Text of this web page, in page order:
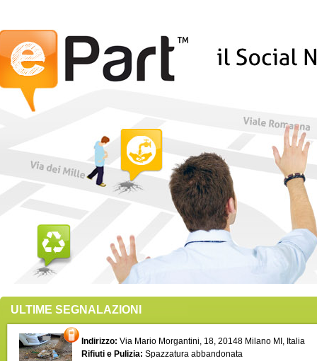
ULTIME SEGNALAZIONI
Indirizzo: Via Mario Morgantini, 18, 20148 Milano MI, Italia
Rifiuti e Pulizia: Spazzatura abbandonata